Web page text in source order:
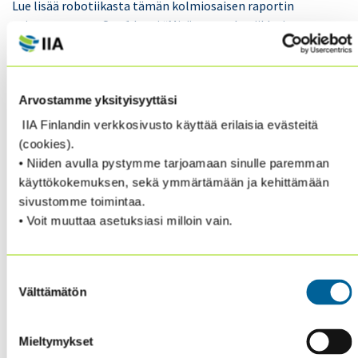
Arvostamme yksityisyyttäsi
IIA Finlandin verkkosivusto käyttää erilaisia evästeitä
(cookies).
• Niiden avulla pystymme tarjoamaan sinulle paremman
käyttökokemuksen, sekä ymmärtämään ja kehittämään
sivustomme toimintaa.
• Voit muuttaa asetuksiasi milloin vain.
valinta
Välttämätön
Mieltymykset
Lue lisää robotiikasta tämän kolmiosaisen raportin
toisesta osasta. Osa 1 kysyi “Mitä ovat robotiikka ja
kognitiivinen äly? Kuinka tunnistat niiden
mahdollisuudet?” kun osa osa 3 vastaa kysymykseen
teknologioiden ohjausmallin arkkitehtuurin
pystyttämisessä?”
Löydät raportin ensimmäisen osan täältä.
Lataa kopio osasta 2 täältä
NEW! Internal Audit Foundation and Deloitte Report —
What Internal Audit Needs to Think About When Auditing
The Internal Audit Foundation and Deloitte conducted